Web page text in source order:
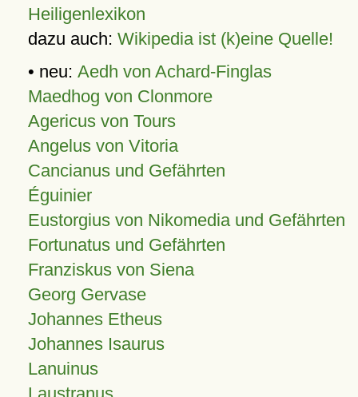
Heiligenlexikon
dazu auch: Wikipedia ist (k)eine Quelle!
• neu: Aedh von Achard-Finglas
Maedhog von Clonmore
Agericus von Tours
Angelus von Vitoria
Cancianus und Gefährten
Éguinier
Eustorgius von Nikomedia und Gefährten
Fortunatus und Gefährten
Franziskus von Siena
Georg Gervase
Johannes Etheus
Johannes Isaurus
Lanuinus